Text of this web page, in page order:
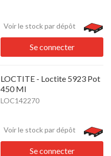
Voir le stock par dépôt
Se connecter
LOCTITE - Loctite 5923 Pot
450 Ml
LOC142270
Voir le stock par dépôt
Se connecter